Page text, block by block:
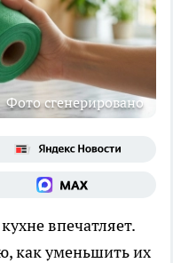
Фото сгенерировано
впечатляет.
как уменьшить их